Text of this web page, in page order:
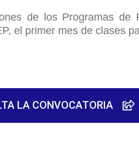
de los Programas de
el primer mes de clases
LA CONVOCATORIA